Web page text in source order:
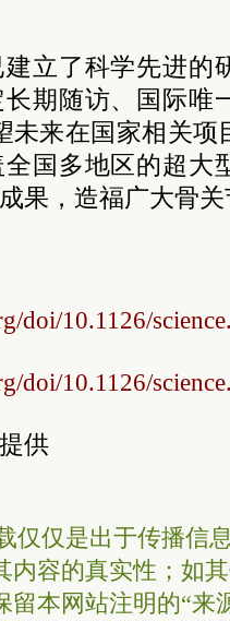
立了科学先进的
期随访、国际唯
未来在国家相关
国多地区的超大
果，造福广大骨
doi/10.1126/
doi/10.1126/
供
仅仅是出于传播信
内容的真实性；如
留本网站注明的“来